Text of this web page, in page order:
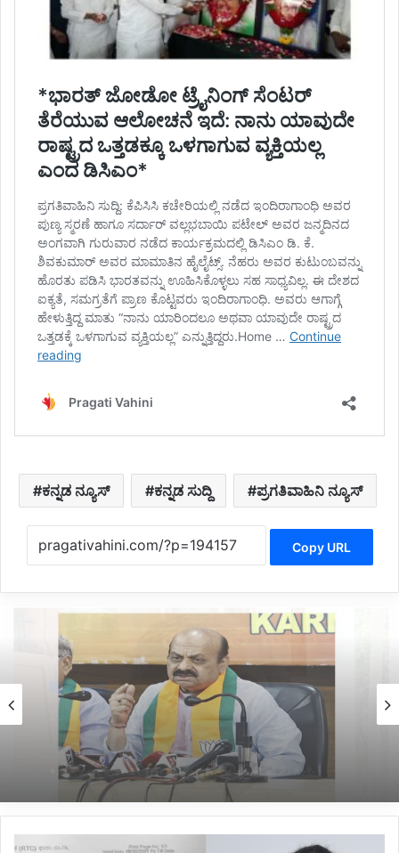
ಕನ್ನಡ ನ್ಯೂಸ್ ಕನ್ನಡ ಸುದ್ದಿ ಪ್ರಗತಿವಾಹಿನಿ ನ್ಯೂಸ್
Copy URL
Politics
3 hours ago
*ಹೊರಟ್ಟಿಯವರಿಂದ ರಾಜೀನಾಮೆ ಪಡೆದ ಸರ್ಕಾರದ ನಡೆ
ಪರಿಷತ್ ಇಹಾಸದಲ್ಲಿ ಕಪ್ಪು ಚುಕ್ಕೆ:ಬಸವರಾಜ ಬೊಮ್ಮಾಯಿ*
*ಶಶಿಕಲಾ